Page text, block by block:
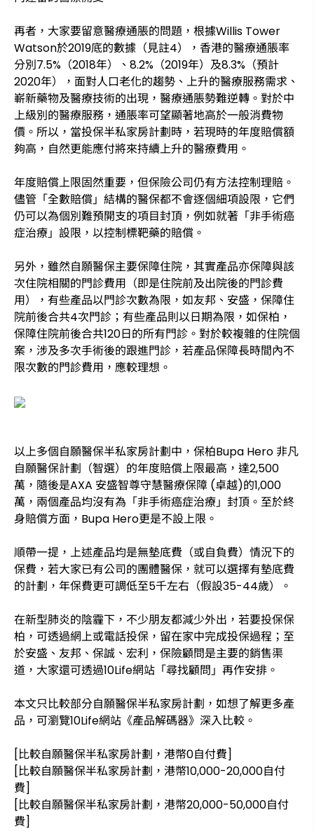
再者，大家要留意醫療通脹的問題，根據Willis Tower
Watson於2019底的數據（見註4），香港的醫療通脹率
分別7.5%（2018年）、8.2%（2019年）及8.3%（預計
2020年），面對人口老化的趨勢、上升的醫療服務需求、
嶄新藥物及醫療技術的出現，醫療通脹勢難逆轉。對於中
上級別的醫療服務，通脹率可望顯著地高於一般消費物
價。所以，當投保半私家房計劃時，若現時的年度賠償額
夠高，自然更能應付將來持續上升的醫療費用。
年度賠償上限固然重要，但保險公司仍有方法控制理賠。
儘管「全數賠償」結構的醫保都不會逐個細項設限，它們
仍可以為個別難預開支的項目封頂，例如就著「非手術癌
症治療」設限，以控制標靶藥的賠償。
另外，雖然自願醫保主要保障住院，其實產品亦保障與該
次住院相關的門診費用（即是住院前及出院後的門診費
用），有些產品以門診次數為限，如友邦、安盛，保障住
院前後合共4次門診；有些產品則以日期為限，如保柏，
保障住院前後合共120日的所有門診。對於較複雜的住院個
案，涉及多次手術後的跟進門診，若產品保障長時間內不
限次數的門診費用，應較理想。
以上多個自願醫保半私家房計劃中，保柏Bupa Hero 非凡
自願醫保計劃（智選）的年度賠償上限最高，達2,500
萬，隨後是AXA 安盛智尊守慧醫療保障 (卓越)的1,000
萬，兩個產品均沒有為「非手術癌症治療」封頂。至於終
身賠償方面，Bupa Hero更是不設上限。
順帶一提，上述產品均是無墊底費（或自負費）情況下的
保費，若大家已有公司的團體醫保，就可以選擇有墊底費
的計劃，年保費更可調低至5千左右（假設35-44歲）。
在新型肺炎的陰霾下，不少朋友都減少外出，若要投保保
柏，可透過網上或電話投保，留在家中完成投保過程；至
於安盛、友邦、保誠、宏利，保險顧問是主要的銷售渠
道，大家還可透過10Life網站「尋找顧問」再作安排。
本文只比較部分自願醫保半私家房計劃，如想了解更多產
品，可瀏覽10Life網站《產品解碼器》深入比較。
[比較自願醫保半私家房計劃，港幣0自付費]
[比較自願醫保半私家房計劃，港幣10,000-20,000自付
費]
[比較自願醫保半私家房計劃，港幣20,000-50,000自付
費]